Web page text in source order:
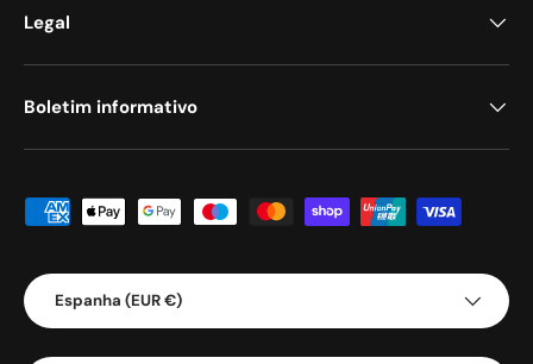
Legal
Boletim informativo
Métodos de pagamento aceites
País/Região
Espanha (EUR €)